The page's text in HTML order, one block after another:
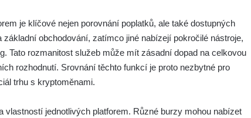
je klíčové nejen porovnání poplatků, ale také dostupných
obchodování, zatímco jiné nabízejí pokročilé nástroje,
Tato rozmanitost služeb může mít zásadní dopad na celkovou
rozhodnutí. Srovnání těchto funkcí je proto nezbytné pro
trhu s kryptoměnami.
vlastností jednotlivých platforem. Různé burzy mohou nabízet